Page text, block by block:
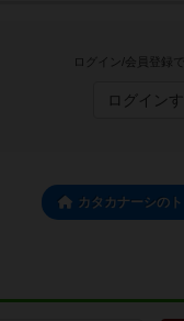
ログイン/会員登録で
ログイン
カタカナーシの